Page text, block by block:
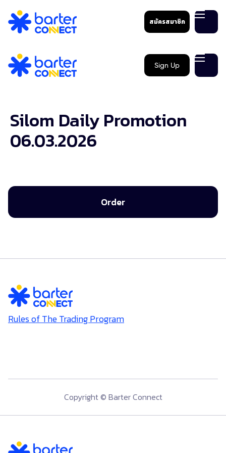
สมัครสมาชิก
Sign Up
Silom Daily Promotion
06.03.2026
Order
Rules of The Trading Program
Copyright © Barter Connect